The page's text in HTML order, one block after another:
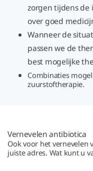
zorgen tijdens de
over goed
Wanneer de
passen we de
best mogelijke
Combinaties
zuurstoftherapie.
Vernevelen antibiotica
Ook voor het vernevelen
juiste adres. Wat kunt u